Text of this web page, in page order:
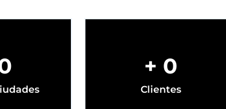
+ 0
Clientes